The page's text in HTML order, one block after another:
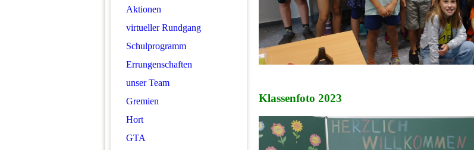
Aktionen
virtueller Rundgang
Schulprogramm
Errungenschaften
unser Team
Gremien
Hort
GTA
Klassenfoto 2023